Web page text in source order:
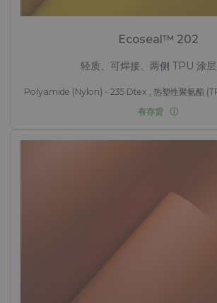
Ecoseal™ 202
轻质、可焊接、两侧 TPU 涂
Polyamide (Nylon) - 235 Dtex , 热塑性聚氨酯
有存货